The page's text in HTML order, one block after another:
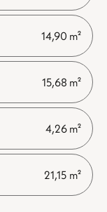
14,90 m²
15,68 m²
4,26 m²
21,15 m²